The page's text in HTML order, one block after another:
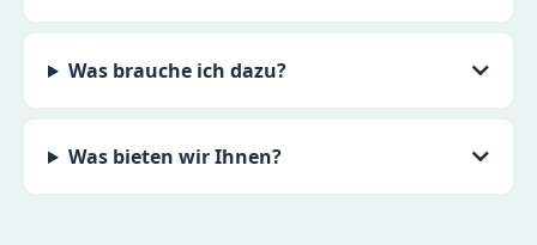
Was brauche ich dazu?
Was bieten wir Ihnen?